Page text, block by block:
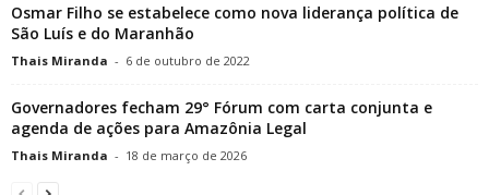
Osmar Filho se estabelece como nova liderança política de
São Luís e do Maranhão
Thais Miranda - 6 de outubro de 2022
Governadores fecham 29° Fórum com carta conjunta e
agenda de ações para Amazônia Legal
Thais Miranda - 18 de março de 2026